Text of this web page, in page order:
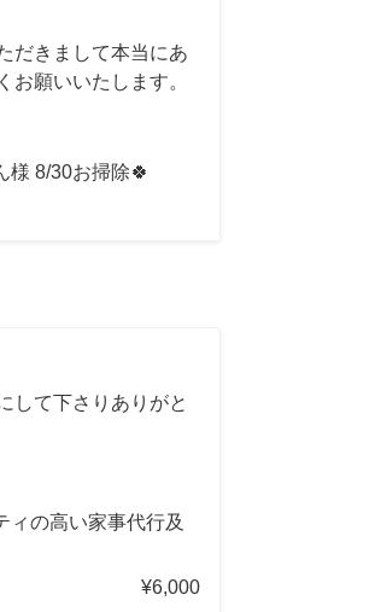
だきまして本当にあ
お願いいたします。
様 8/30お掃除🍀
して下さりありがと
ィの高い家事代行及
¥6,000